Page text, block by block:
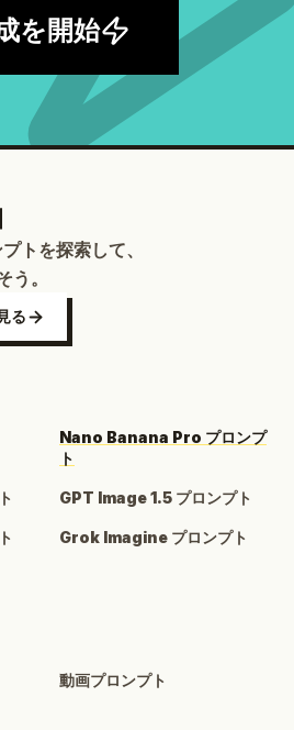
を開始
トを探索して、
。
る
Nano Banana Pro プロンプ
ト
GPT Image 1.5 プロンプト
Grok Imagine プロンプト
動画プロンプト